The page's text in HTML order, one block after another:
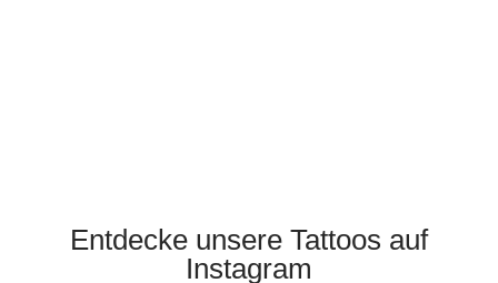
Entdecke unsere Tattoos auf
Instagram